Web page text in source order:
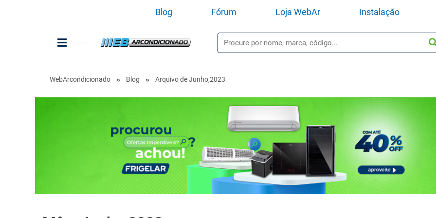
Blog Fórum Loja WebAr Instalação
WebArcondicionado Blog Arquivo de Junho,2023